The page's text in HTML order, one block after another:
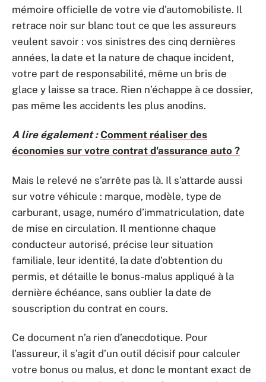
mémoire officielle de votre vie d’automobiliste. Il
retrace noir sur blanc tout ce que les assureurs
veulent savoir : vos sinistres des cinq dernières
années, la date et la nature de chaque incident,
votre part de responsabilité, même un bris de
glace y laisse sa trace. Rien n’échappe à ce dossier,
pas même les accidents les plus anodins.
A lire également : Comment réaliser des
économies sur votre contrat d'assurance auto ?
Mais le relevé ne s’arrête pas là. Il s’attarde aussi
sur votre véhicule : marque, modèle, type de
carburant, usage, numéro d’immatriculation, date
de mise en circulation. Il mentionne chaque
conducteur autorisé, précise leur situation
familiale, leur identité, la date d’obtention du
permis, et détaille le bonus-malus appliqué à la
dernière échéance, sans oublier la date de
souscription du contrat en cours.
Ce document n’a rien d’anecdotique. Pour
l’assureur, il s’agit d’un outil décisif pour calculer
votre bonus ou malus, et donc le montant exact de